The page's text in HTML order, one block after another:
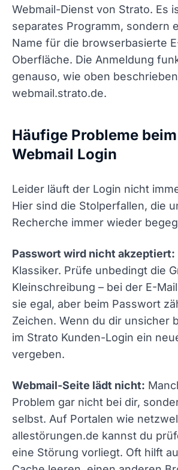
Webmail-Dienst von Strato. Es
separates Programm, sondern
Name für die browserbasierte
Oberfläche. Die Anmeldung
genauso, wie oben
webmail.strato.de.
Häufige Probleme
Webmail Login
Leider läuft der Login nicht
Hier sind die Stolperfallen, die
Recherche immer wieder
Passwort wird nicht akzeptiert:
Klassiker. Prüfe unbedingt die
Kleinschreibung – bei der E-
sie egal, aber beim Passwort
Zeichen. Wenn du dir unsicher
im Strato Kunden-Login ein
vergeben.
Webmail-Seite lädt nicht:
Problem gar nicht bei dir,
selbst. Auf Portalen wie
allestörungen.de kannst du
eine Störung vorliegt. Oft hilft